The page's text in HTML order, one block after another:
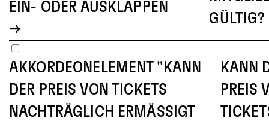
GÜLTIG?
EIN- ODER AUSKLAPPEN
KANN
PREIS
AKKORDEONELEMENT "KANN
DER PREIS VON TICKETS
NACHTRÄGLICH ERMÄSSIGT W